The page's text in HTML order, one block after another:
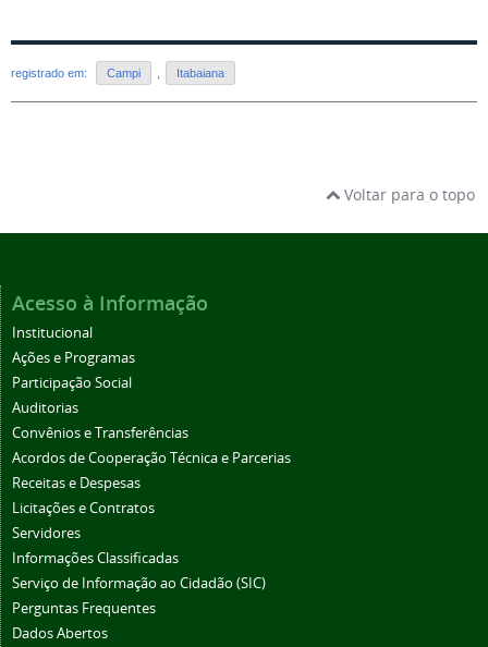
registrado em: Campi Itabaiana
Voltar para o topo
Acesso à Informação
Institucional
Ações e Programas
Participação Social
Auditorias
Convênios e Transferências
Acordos de Cooperação Técnica e Parcerias
Receitas e Despesas
Licitações e Contratos
Servidores
Informações Classificadas
Serviço de Informação ao Cidadão (SIC)
Perguntas Frequentes
Dados Abertos